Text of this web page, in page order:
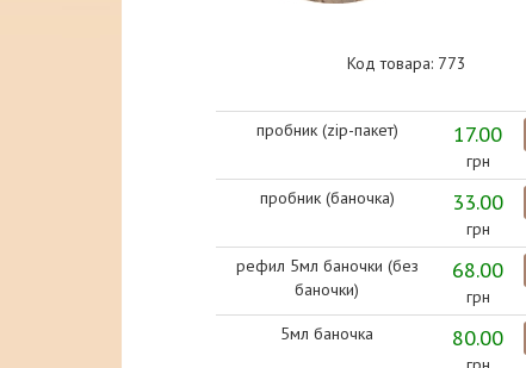
Код товара: 773
пробник (zip-пакет) 17.00
грн
пробник (баночка) 33.00
грн
рефил 5мл баночки (без
баночки)
68.00
грн
5мл баночка 80.00